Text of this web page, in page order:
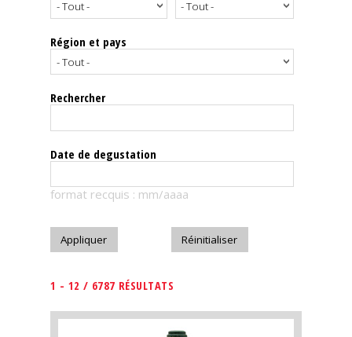
Notes
dégustation
Le
magazine
Télécharger
Région et pays
Rechercher
Date de degustation
format recquis : mm/aaaa
1 - 12 / 6787 RÉSULTATS